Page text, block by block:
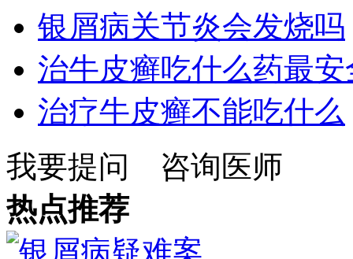
银屑病关节炎会发烧吗
治牛皮癣吃什么药最安
治疗牛皮癣不能吃什么
我要提问
咨询医师
热点推荐